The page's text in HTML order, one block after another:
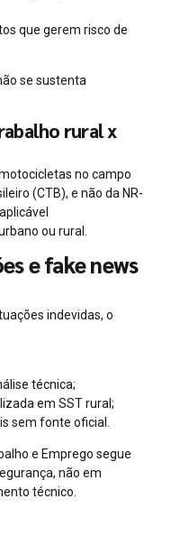
que gerem risco de
se sustenta
rural x
no campo
(CTB), e não da NR-
ou rural.
e fake news
indevidas, o
técnica;
em SST rural;
sem fonte oficial.
e Emprego segue
não em
técnico.